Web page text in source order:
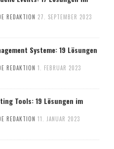
REDAKTION 27. SEPTEMBER 2023
Systeme: 19 Lösungen
REDAKTION 1. FEBRUAR 2023
Tools: 19 Lösungen im
REDAKTION 11. JANUAR 2023